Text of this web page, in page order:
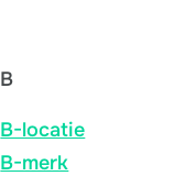
B
B-locatie
B-merk